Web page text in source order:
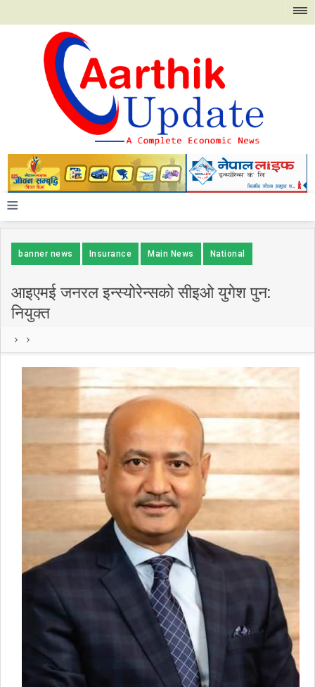
≡
banner news Insurance Main News National
आइएमई जनरल इन्स्योरेन्सको सीइओ युगेश पुन:
नियुक्त